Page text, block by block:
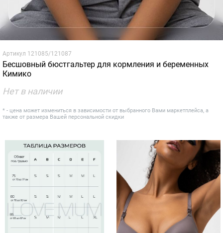
Артикул 121085/121087
Бесшовный бюстгальтер для кормления и беременных
Кимико
Нет в наличии
* - цена может измениться в зависимости от выбранного Вами маркетплейса, а
также от размера Вашей персональной скидки